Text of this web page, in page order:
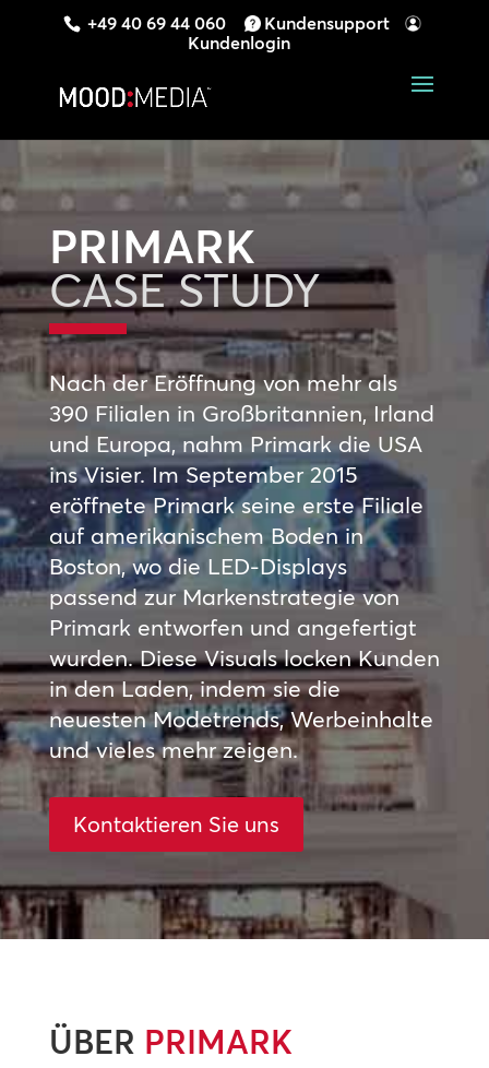
+49 40 69 44 060
Kundensupport
Kundenlogin
PRIMARK
CASE STUDY
Nach der Eröffnung von mehr als
390 Filialen in Großbritannien, Irland
und Europa, nahm Primark die USA
ins Visier. Im September 2015
eröffnete Primark seine erste Filiale
auf amerikanischem Boden in
Boston, wo die LED-Displays
passend zur Markenstrategie von
Primark entworfen und angefertigt
wurden. Diese Visuals locken Kunden
in den Laden, indem sie die
neuesten Modetrends, Werbeinhalte
und vieles mehr zeigen.
Kontaktieren Sie uns
ÜBER PRIMARK